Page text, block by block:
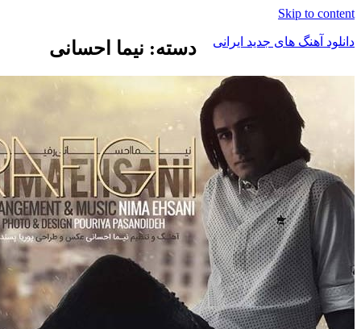
Skip to
آهنگ های جدید ایرانی دسته: نیما احسانی